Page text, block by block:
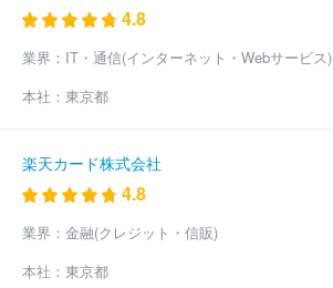
4.8
業界： IT・通信(インターネット・Webサービス)
本社： 東京都
楽天カード株式会社
4.8
業界： 金融(クレジット・信販)
本社： 東京都